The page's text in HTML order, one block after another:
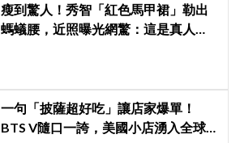
瘦到驚人！秀智「紅色馬甲裙」勒出
螞蟻腰，近照曝光網驚：這是真人
一句「披薩超好吃」讓店家爆單！
BTS V隨口一誇，美國小店湧入全球